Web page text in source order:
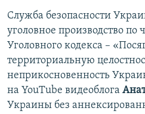
Служба безопасности
уголовное производство по
Уголовного кодекса –
территориальную
неприкосновенность
на YouTube видеоблога
Украины без